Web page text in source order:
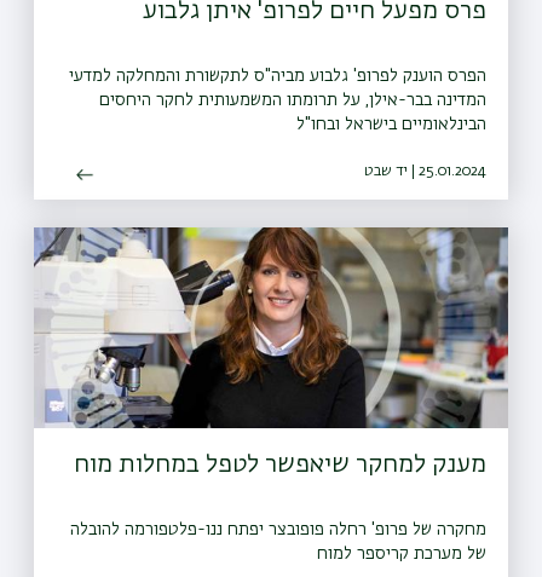
פרס מפעל חיים לפרופ' איתן גלבוע
הפרס הוענק לפרופ' גלבוע מביה"ס לתקשורת והמחלקה למדעי
המדינה בבר-אילן, על תרומתו המשמעותית לחקר היחסים
הבינלאומיים בישראל ובחו"ל
25.01.2024 | יד שבט
מענק למחקר שיאפשר לטפל במחלות מוח
מחקרה של פרופ' רחלה פופובצר יפתח ננו-פלטפורמה להובלה
של מערכת קריספר למוח